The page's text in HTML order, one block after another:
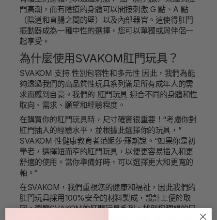
門高潮，而有陰道的身體可以間接刺激 G 點、A 點
（陰道和直腸之間的壁）以及內部器官。這使得肛門
振動器成為一種中性的選擇，您可以單獨或與伴侶一
起享受。
為什麼使用SVAKOM肛門玩具？
SVAKOM 支持 性別包容性和多元性 因此，我們為能
夠透過我們的高品質性玩具系列滿足所有成年人的需
求而感到自豪。我們的 肛門玩具 迎合不同的身體和性
取向、需求、願望和經驗程度。
在購買你的肛門玩具時，尺寸確實很重要！“考慮你對
肛門插入的經驗水平，並根據此選擇你的玩具，”
SVAKOM 性健康教育者范妮莎·羅斯說。“如果你是初
學者，選擇短而窄的肛門玩具，以便更容易插入和更
舒適的使用。當你準備好時，可以選擇更大和更寬的
軸。”
在SVAKOM，我們重視您的健康和福祉，因此我們的
肛門玩具採用100%安全的材料製成，設計上便於取
回。瀏覽SVAKOM的肛門玩具系列，找到您理想的尺